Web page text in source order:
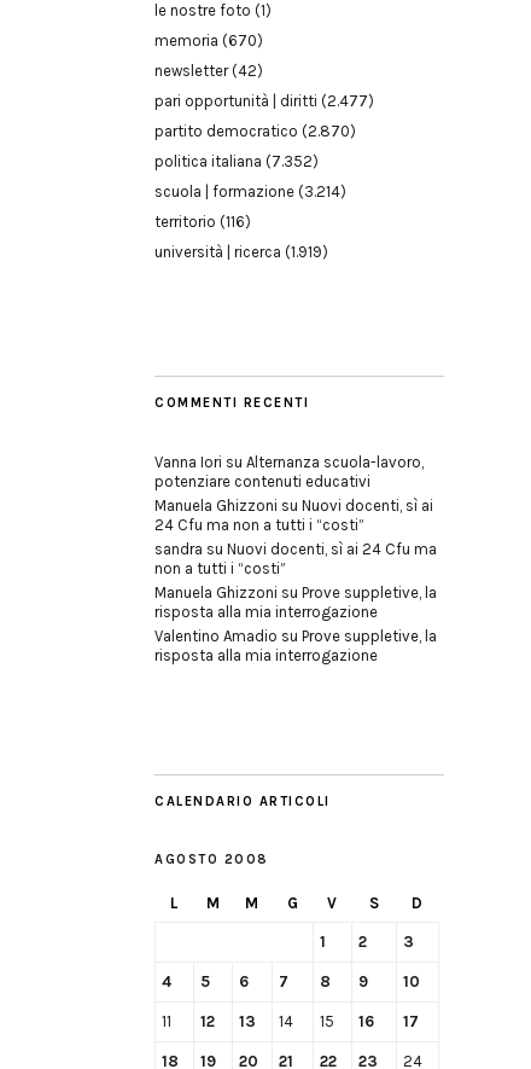
le nostre foto (1)
memoria (670)
newsletter(42)
pari opportunità | diritti (2.477)
partito democratico (2.870)
politica italiana (7.352)
scuola | formazione (3.214)
territorio (116)
università | ricerca (1.919)
COMMENTI RECENTI
Vanna Iori su Alternanza scuola-lavoro,
potenziare contenuti educativi
Manuela Ghizzoni su Nuovi docenti, sì ai
24 Cfu ma non a tutti i “costi”
sandra su Nuovi docenti, sì ai 24 Cfu ma
non a tutti i “costi”
Manuela Ghizzoni su Prove suppletive, la
risposta alla mia interrogazione
Valentino Amadio su Prove suppletive, la
risposta alla mia interrogazione
CALENDARIO ARTICOLI
AGOSTO 2008
L M M G V S D
1 2 3
4 5 6 7 8 9 10
11 12 13 14 15 16 17
18 19 20 21 22 23 24